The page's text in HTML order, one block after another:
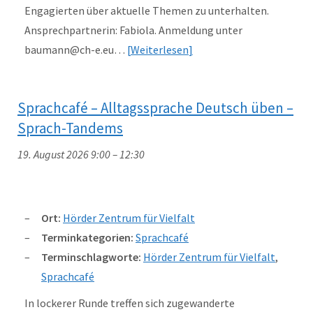
Engagierten über aktuelle Themen zu unterhalten.
Ansprechpartnerin: Fabiola. Anmeldung unter
baumann@ch-e.eu… Weiterlesen
Sprachcafé – Alltagssprache Deutsch üben –
Sprach-Tandems
19. August 2026 9:00–12:30
Ort: Hörder Zentrum für Vielfalt
Terminkategorien: Sprachcafé
Terminschlagworte: Hörder Zentrum für Vielfalt,
Sprachcafé
In lockerer Runde treffen sich zugewanderte